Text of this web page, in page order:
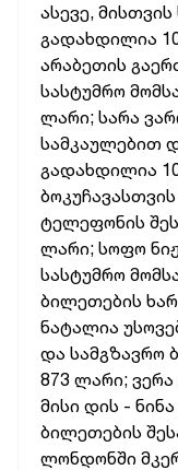
ასევე,
გადახდილია
არაბეთის
სასტუმრო
ლარი; სარა
სამკაულებით
გადახდილია
ტელეფონის
ლარი; სოფო
სასტუმრო
ბილეთების
ნატალია
და სამგზავრო
873 ლარი;
მისი დის -
ბილეთების
ლონდონში